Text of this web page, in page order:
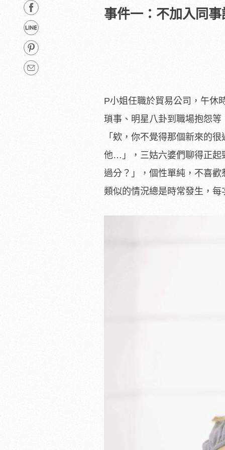
事件一：不加入同
P小姐任職於貿易公司，午休
瑣事、明星八卦到職場抱怨
「欸，你不覺得那個新來的
他…」，三姑六婆們聊得正起
過分？」，個性單純，不喜
類似的情況總是時常發生，